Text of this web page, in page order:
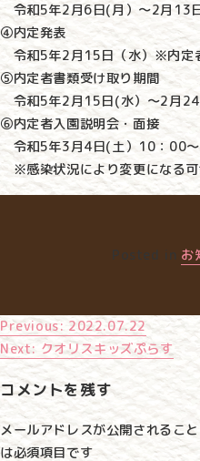
令和5年2月6日(月）～2月13
④内定発表
令和5年2月15日（水）※内定
⑤内定者書類受け取り期間
令和5年2月15日(水）～2月24
⑥内定者入園説明会・面接
令和5年3月4日(土）10：00～
※感染状況により変更になる可
Posted in お
投
稿
ナ
ビ
Previous: 2022.07.22
Next: クオリスキッズぷらす
コメントを残す
メールアドレスが公開されるこ
は必須項目です